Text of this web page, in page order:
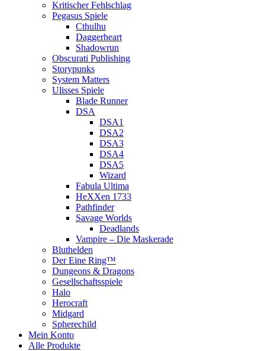
Kritischer Fehlschlag
Pegasus Spiele
Cthulhu
Daggerheart
Shadowrun
Obscurati Publishing
Storypunks
System Matters
Ulisses Spiele
Blade Runner
DSA
DSA1
DSA2
DSA3
DSA4
DSA5
Wizard
Fabula Ultima
HeXXen 1733
Pathfinder
Savage Worlds
Deadlands
Vampire – Die Maskerade
Bluthelden
Der Eine Ring™
Dungeons & Dragons
Gesellschaftsspiele
Halo
Herocraft
Midgard
Spherechild
Mein Konto
Alle Produkte